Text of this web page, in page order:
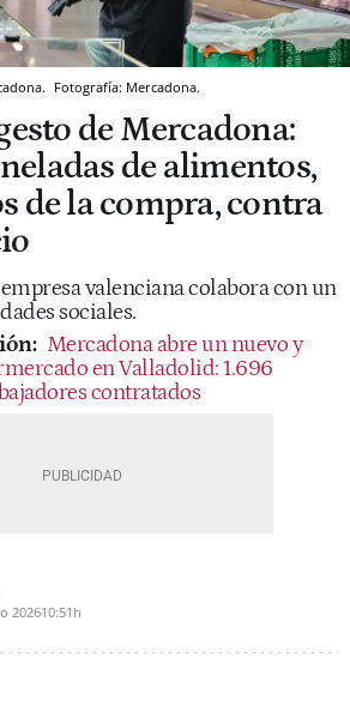
Fotografía: Mercadona.
de Mercadona:
de alimentos,
de la compra, contra
valenciana colabora con un
sociales.
Mercadona abre un nuevo y
en Valladolid: 1.696
contratados
202610:51h